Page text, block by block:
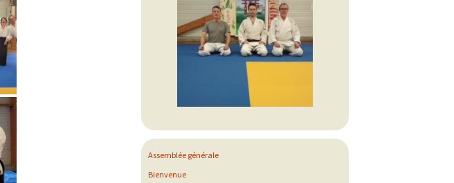
Assemblée générale
Bienvenue